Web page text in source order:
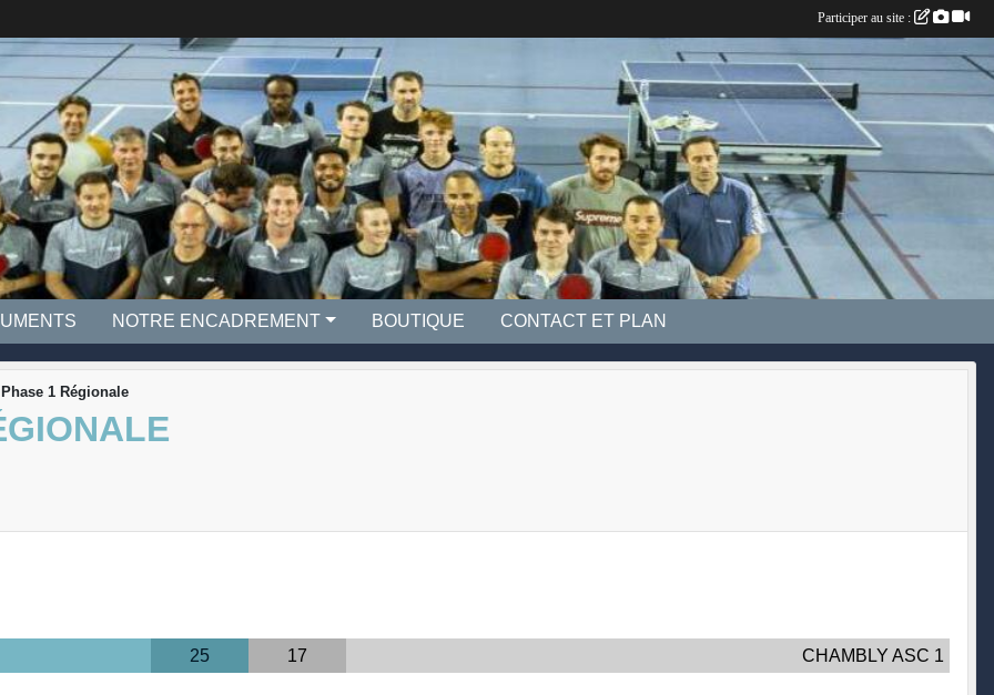
NOTRE ENCADREMENT BOUTIQUE CONTACT ET PLAN
1 Régionale
25 17 CHAMBLY ASC 1
Participer au site :